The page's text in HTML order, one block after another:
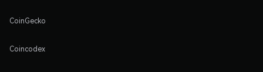
CoinGecko
Coincodex